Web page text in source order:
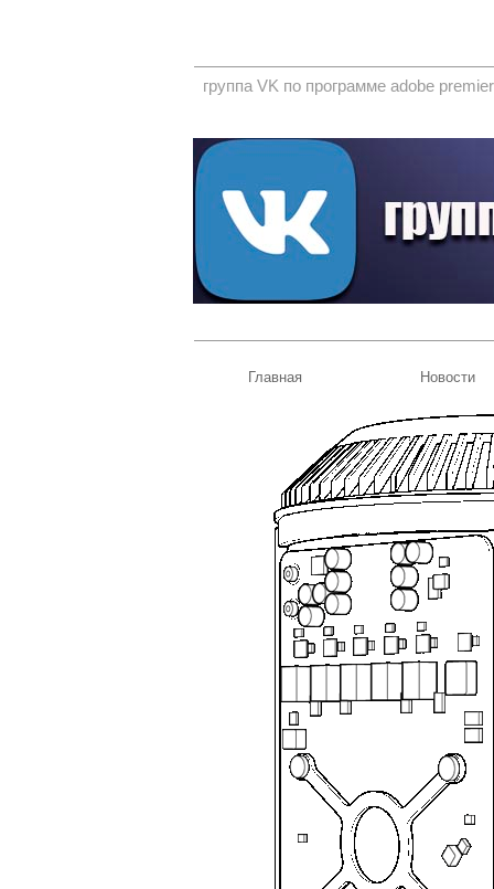
группа VK по программе adobe
Главная Новости